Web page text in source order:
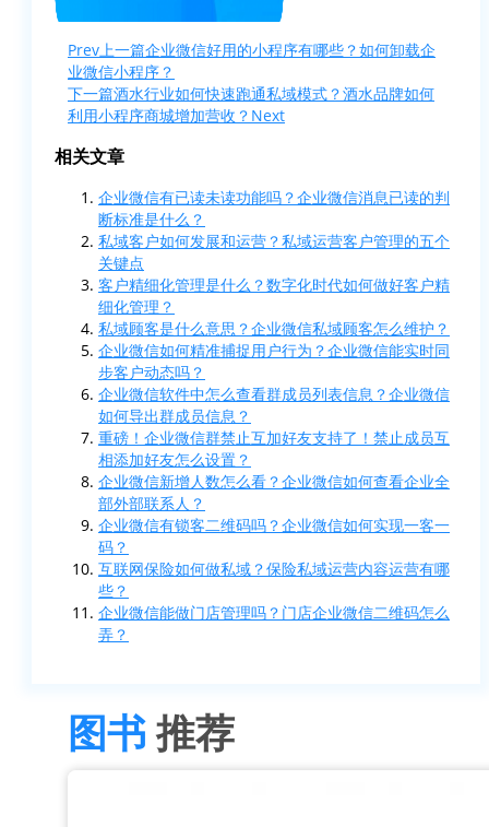
Prev上一篇企业微信好用的小程序有哪些？如何卸载企
业微信小程序？
下一篇酒水行业如何快速跑通私域模式？酒水品牌如何
利用小程序商城增加营收？ Next
相关文章
企业微信有已读未读功能吗？企业微信消息已读的判
断标准是什么？
私域客户如何发展和运营？私域运营客户管理的五个
关键点
客户精细化管理是什么？数字化时代如何做好客户精
细化管理？
私域顾客是什么意思？企业微信私域顾客怎么维护？
企业微信如何精准捕捉用户行为？企业微信能实时同
步客户动态吗？
企业微信软件中怎么查看群成员列表信息？企业微信
如何导出群成员信息？
重磅！企业微信群禁止互加好友支持了！禁止成员互
相添加好友怎么设置？
企业微信新增人数怎么看？企业微信如何查看企业全
部外部联系人？
企业微信有锁客二维码吗？企业微信如何实现一客一
码？
互联网保险如何做私域？保险私域运营内容运营有哪
些？
企业微信能做门店管理吗？门店企业微信二维码怎么
弄？
图书推荐